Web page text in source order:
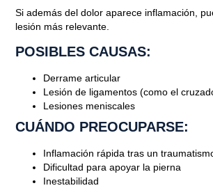
Si además del dolor aparece inflamación,
lesión más relevante.
POSIBLES CAUSAS:
Derrame articular
Lesión de ligamentos (como el
Lesiones meniscales
CUÁNDO PREOCUPARSE:
Inflamación rápida tras un
Dificultad para apoyar la pierna
Inestabilidad